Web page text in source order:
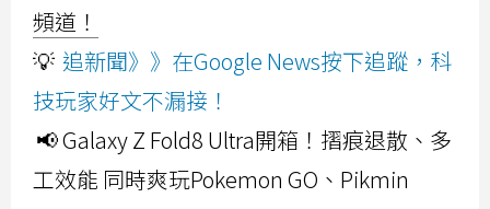
頻道！
💡 追新聞》》在Google News按下追蹤，科
技玩家好文不漏接！
📢 Galaxy Z Fold8 Ultra開箱！摺痕退散、多
工效能 同時爽玩Pokemon GO、Pikmin